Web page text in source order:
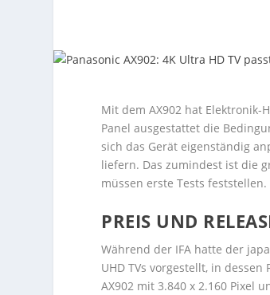
Mit dem AX902 hat Elektronik-
Panel ausgestattet die
sich das Gerät eigenständig
liefern. Das zumindest ist die
müssen erste Tests feststellen.
PREIS UND
Während der IFA hatte der
UHD TVs vorgestellt, in
AX902 mit 3.840 x 2.160 Pixel